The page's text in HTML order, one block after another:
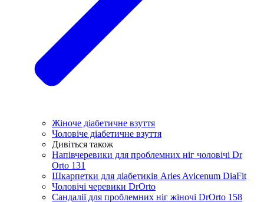
Жіноче діабетичне взуття
Чоловіче діабетичне взуття
Дивіться також
Напівчеревики для проблемних ніг чоловічі Dr
Orto 131
Шкарпетки для діабетиків Aries Avicenum DiaFit
Чоловічі черевики DrOrto
Сандалії для проблемних ніг жіночі DrOrto 158